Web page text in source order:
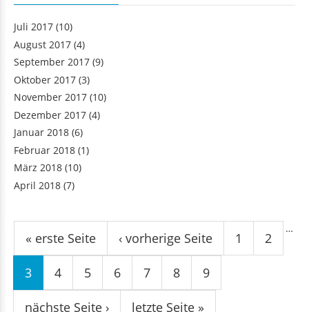
Juli 2017 (10)
August 2017 (4)
September 2017 (9)
Oktober 2017 (3)
November 2017 (10)
Dezember 2017 (4)
Januar 2018 (6)
Februar 2018 (1)
März 2018 (10)
April 2018 (7)
Seiten
« erste Seite ‹ vorherige Seite 1 2
3 4 5 6 7 8 9
…
nächste Seite › letzte Seite »